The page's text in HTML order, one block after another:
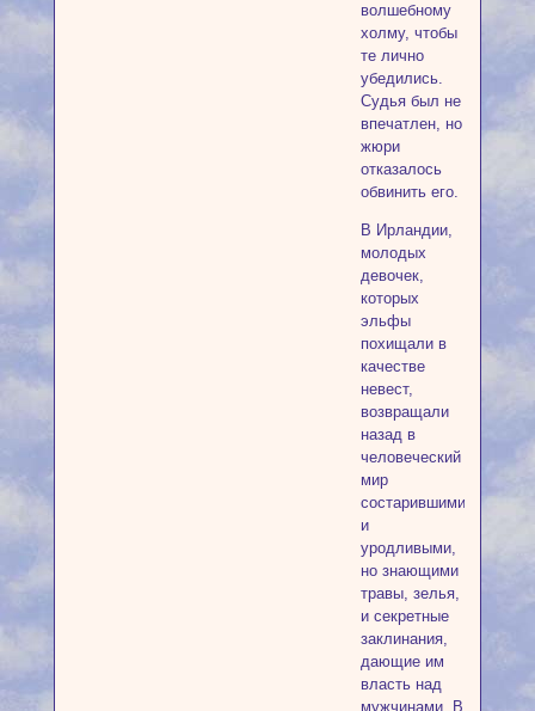
волшебному
холму, чтобы
те лично
убедились.
Судья был не
впечатлен, но
жюри
отказалось
обвинить его.
В Ирландии,
молодых
девочек,
которых
эльфы
похищали в
качестве
невест,
возвращали
назад в
человеческий
мир
состарившимися
и
уродливыми,
но знающими
травы, зелья,
и секретные
заклинания,
дающие им
власть над
мужчинами. В